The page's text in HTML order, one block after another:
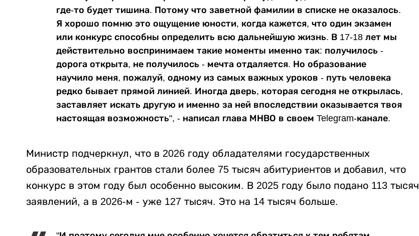
где-то будет тишина. Потому что заветной фамилии в списке не оказалось.
Я хорошо помню это ощущение юности, когда кажется, что один экзамен
или конкурс способны определить всю дальнейшую жизнь. В 17-18 лет мы
действительно воспринимаем такие моменты именно так: получилось -
дорога открыта, не получилось - мечта отдаляется. Но образование
научило меня, пожалуй, одному из самых важных уроков - путь человека
редко бывает прямой линией. Иногда дверь, которая сегодня не открылась,
заставляет искать другую и именно за ней впоследствии оказывается твоя
настоящая возможность", - написал глава МНВО в своем Telegram-канале.
Министр подчеркнул, что в 2026 году обладателями государственных
образовательных грантов стали более 75 тысяч абитуриентов и добавил, что
конкурс в этом году был особенно высоким. В 2025 году было подано 113 тысяч
заявлений, а в 2026-м - уже 127 тысяч. Это на 14 тысяч больше.